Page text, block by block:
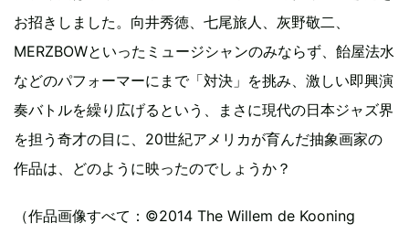
お招きしました。向井秀徳、七尾旅人、灰野敬二、
MERZBOWといったミュージシャンのみならず、飴屋法水
などのパフォーマーにまで「対決」を挑み、激しい即興演
奏バトルを繰り広げるという、まさに現代の日本ジャズ界
を担う奇才の目に、20世紀アメリカが育んだ抽象画家の
作品は、どのように映ったのでしょうか？
（作品画像すべて：©2014 The Willem de Kooning